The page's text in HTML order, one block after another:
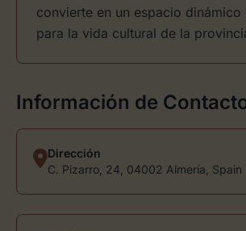
convierte en un espacio dinámico
para la vida cultural de la
Información de
Dirección
C. Pizarro, 24, 04002 Almería, Spain